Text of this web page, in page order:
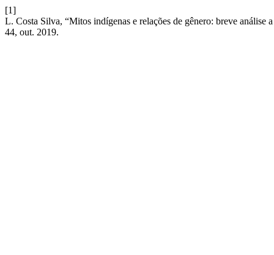
[1]
L. Costa Silva, “Mitos indígenas e relações de gênero: breve análise
44, out. 2019.